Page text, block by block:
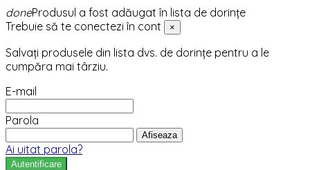
doneProdusul a fost adăugat în lista de dorințe
Trebuie să te conectezi în cont
×
Salvați produsele din lista dvs. de dorințe pentru a le
cumpăra mai târziu.
E-mail
Parola
Afiseaza
Ai uitat parola?
Autentificare